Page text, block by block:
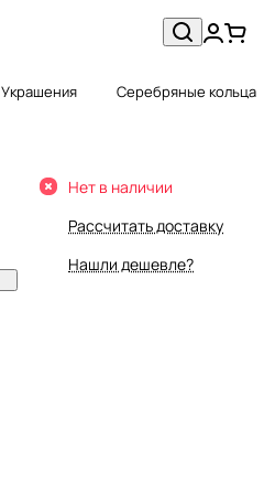
Украшения Серебряные кольца
Нет в наличии
Рассчитать доставку
Нашли дешевле?